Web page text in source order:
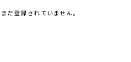
だ登録されていません。